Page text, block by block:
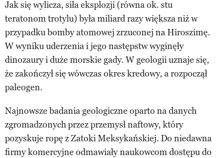
Jak się wylicza, siła eksplozji (równa ok. stu
teratonom trotylu) była miliard razy większa niż w
przypadku bomby atomowej zrzuconej na Hiroszimę.
W wyniku uderzenia i jego następstw wyginęły
dinozaury i duże morskie gady. W geologii uznaje się,
że zakończył się wówczas okres kredowy, a rozpoczął
paleogen.
Najnowsze badania geologiczne oparto na danych
zgromadzonych przez przemysł naftowy, który
pozyskuje ropę z Zatoki Meksykańskiej. Do niedawna
firmy komercyjne odmawiały naukowcom dostępu do